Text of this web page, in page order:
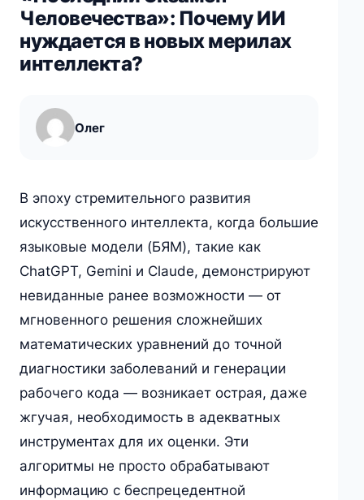
Человечества»: Почему ИИ
нуждается в новых мерилах
интеллекта?
Олег
В эпоху стремительного развития
искусственного интеллекта, когда большие
языковые модели (БЯМ), такие как
ChatGPT, Gemini и Claude, демонстрируют
невиданные ранее возможности — от
мгновенного решения сложнейших
математических уравнений до точной
диагностики заболеваний и генерации
рабочего кода — возникает острая, даже
жгучая, необходимость в адекватных
инструментах для их оценки. Эти
алгоритмы не просто обрабатывают
информацию с беспрецедентной